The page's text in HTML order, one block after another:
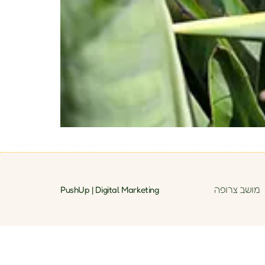
מושב צרופה PushUp | Digital Marketing